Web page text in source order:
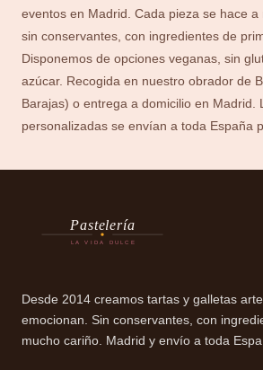
eventos en Madrid. Cada pieza se hace a
sin conservantes, con ingredientes de
Disponemos de opciones veganas, sin
azúcar. Recogida en nuestro obrador de
Barajas) o entrega a domicilio en Madrid.
personalizadas se envían a toda España
Pastelería
LA VIDA DULCE
Desde 2014 creamos tartas y galletas
emocionan. Sin conservantes, con
mucho cariño. Madrid y envío a toda